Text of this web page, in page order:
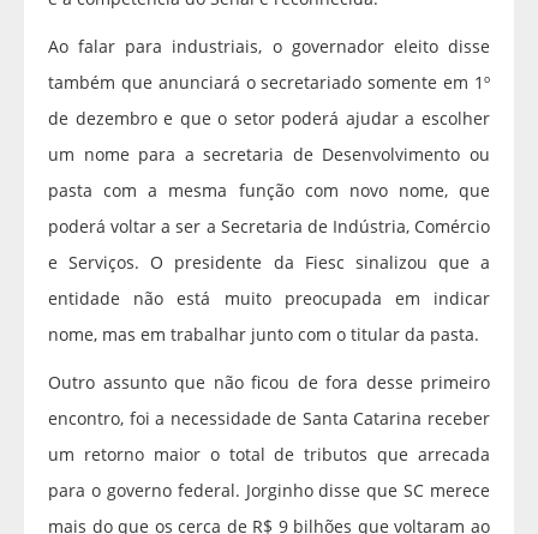
Ao falar para industriais, o governador eleito disse
também que anunciará o secretariado somente em 1º
de dezembro e que o setor poderá ajudar a escolher
um nome para a secretaria de Desenvolvimento ou
pasta com a mesma função com novo nome, que
poderá voltar a ser a Secretaria de Indústria, Comércio
e Serviços. ­­O presidente da Fiesc sinalizou que a
entidade não está muito preocupada em indicar
nome, mas em trabalhar junto com o titular da pasta.
Outro assunto que não ficou de fora desse primeiro
encontro, foi a necessidade de Santa Catarina receber
um retorno maior o total de tributos que arrecada
para o governo federal. Jorginho disse que SC merece
mais do que os cerca de R$ 9 bilhões que voltaram ao